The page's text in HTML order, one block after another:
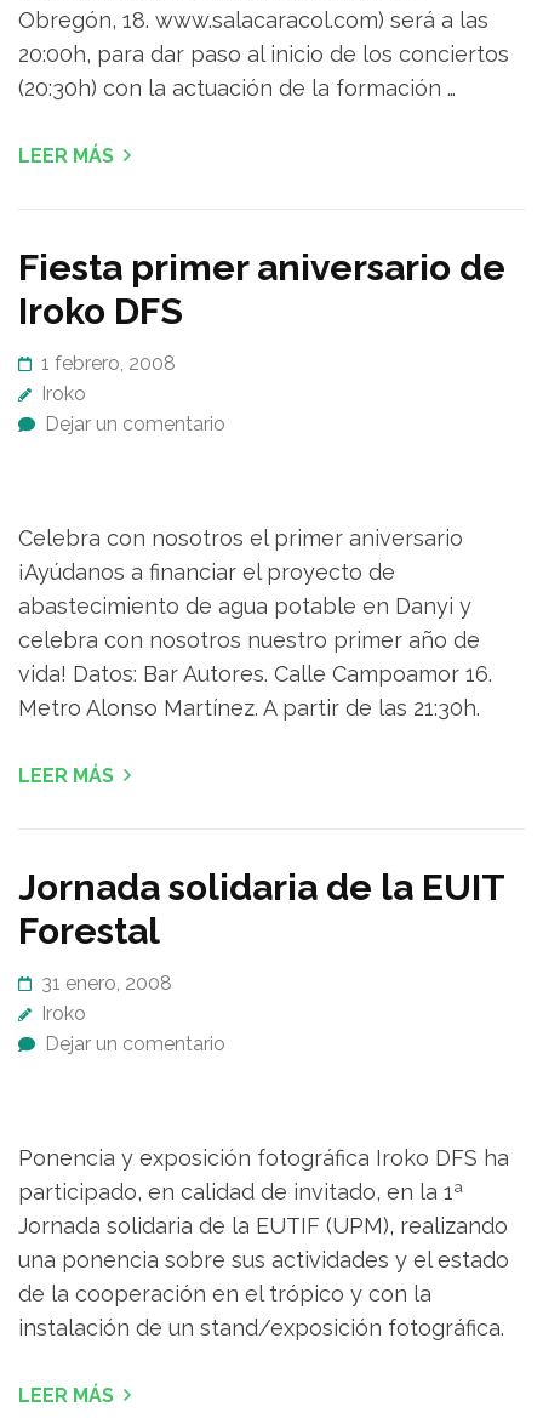
Obregón, 18. www.salacaracol.com) será a las
20:00h, para dar paso al inicio de los conciertos
(20:30h) con la actuación de la formación …
LEER MÁS
Fiesta primer aniversario de
Iroko DFS
1 febrero, 2008
Iroko
Dejar un comentario
Celebra con nosotros el primer aniversario
¡Ayúdanos a financiar el proyecto de
abastecimiento de agua potable en Danyi y
celebra con nosotros nuestro primer año de
vida! Datos: Bar Autores. Calle Campoamor 16.
Metro Alonso Martínez. A partir de las 21:30h.
LEER MÁS
Jornada solidaria de la EUIT
Forestal
31 enero, 2008
Iroko
Dejar un comentario
Ponencia y exposición fotográfica Iroko DFS ha
participado, en calidad de invitado, en la 1ª
Jornada solidaria de la EUTIF (UPM), realizando
una ponencia sobre sus actividades y el estado
de la cooperación en el trópico y con la
instalación de un stand/exposición fotográfica.
LEER MÁS